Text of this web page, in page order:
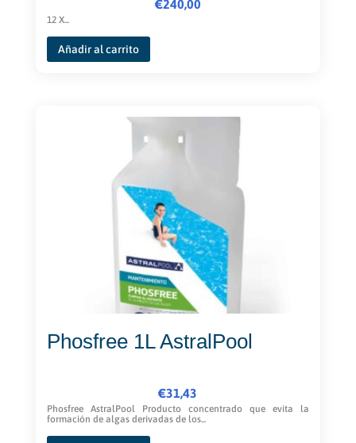
€240,00
12 X...
Añadir al carrito
Phosfree 1L AstralPool
€31,43
Phosfree AstralPool Producto concentrado que evita la
formación de algas derivadas de los...